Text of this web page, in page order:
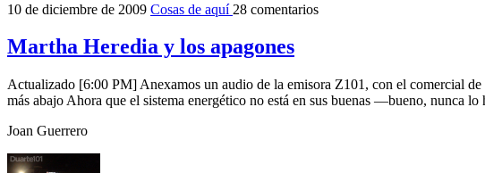
10 de diciembre de 2009 Cosas de aquí 28 comentarios
Martha Heredia y los apagones
Actualizado [6:00 PM] Anexamos un audio de la emisora Z101, con el comercial
más abajo Ahora que el sistema energético no está en sus buenas —bueno, nunca
Joan Guerrero